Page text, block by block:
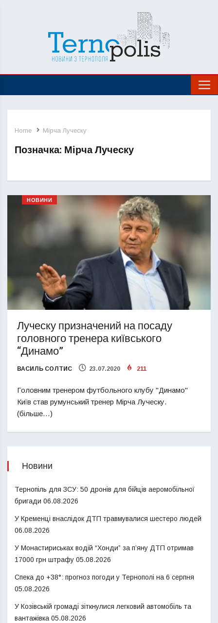
Home Мірча Луческу
Позначка: Мірча Луческу
НОВИНИ
Луческу призначений на посаду
головного тренера київського
“Динамо”
ВАСИЛЬ СОЛТИС 23.07.2020 211
Головним тренером футбольного клубу "Динамо"
Київ став румунський тренер Мірча Луческу.
(більше…)
Новини
Тернопіль для ЗСУ: 50 дронів для бійців аеромобільної
бригади 06.08.2026
У Кременці внаслідок ДТП травмувалися шестеро людей
06.08.2026
У Монастириськах водій “Хонди” за п’яну ДТП отримав
17000 грн штрафу 05.08.2026
Спека до +38°: прогноз погоди у Тернополі на 6 серпня
05.08.2026
У Козівській громаді зіткнулися легковий автомобіль та
вантажівка 05.08.2026